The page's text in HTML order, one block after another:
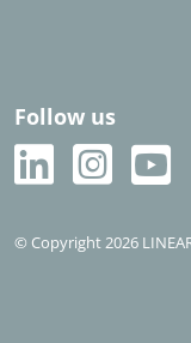
Follow us
© Copyright 2026